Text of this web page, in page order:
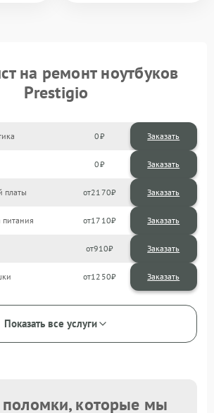
на ремонт ноутбуков
Prestigio
0 Заказать
0 Заказать
платы 2170
питания 1710
910
1250
Показать все услуги
поломки, которые мы